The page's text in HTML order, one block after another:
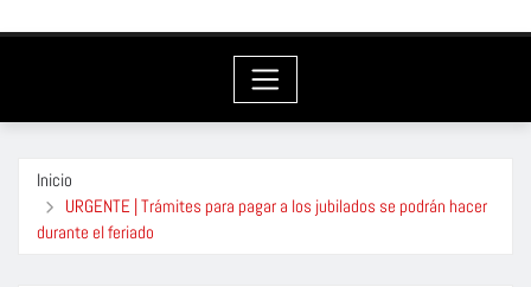
Inicio
URGENTE | Trámites para pagar a los jubilados se podrán hacer
durante el feriado